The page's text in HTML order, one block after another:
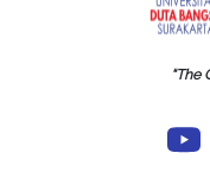
“The